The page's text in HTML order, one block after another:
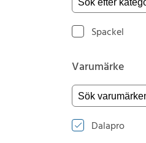
Spackel
Varumärke
Sök
Dalapro